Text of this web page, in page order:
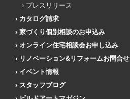
プレスリリース
カタログ請求
家づくり個別相談のお申込み
オンライン住宅相談会お申し込み
リノベーション&リフォームお問合せ
イベント情報
スタッフブログ